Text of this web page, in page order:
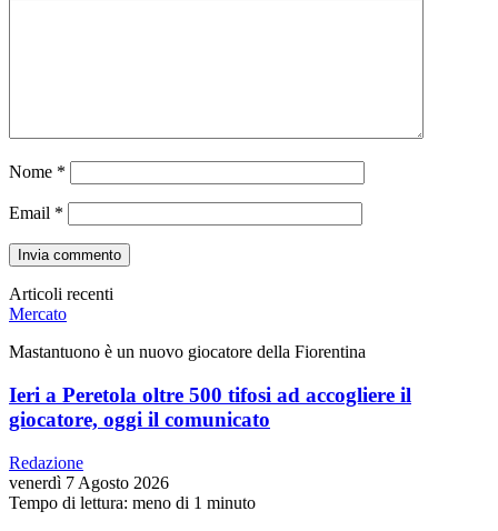
Nome *
Email *
Articoli recenti
Mercato
Mastantuono è un nuovo giocatore della Fiorentina
Ieri a Peretola oltre 500 tifosi ad accogliere il
giocatore, oggi il comunicato
Redazione
venerdì 7 Agosto 2026
Tempo di lettura: meno di 1 minuto